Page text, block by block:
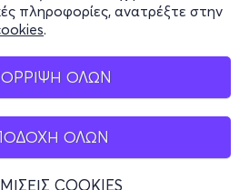
πληροφορίες, ανατρέξτε στην
.
ΟΛΩΝ
ΟΛΩΝ
COOKIES